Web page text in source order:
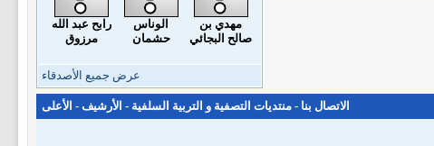
مهدي بن
صالح البجائي
الوناس
حشمان
رابح عبد الله
مرزوق
عرض جميع الأصدقاء
الاتصال بنا - منتديات التصفية و التربية السلفية - الأرشيف - الأعلى